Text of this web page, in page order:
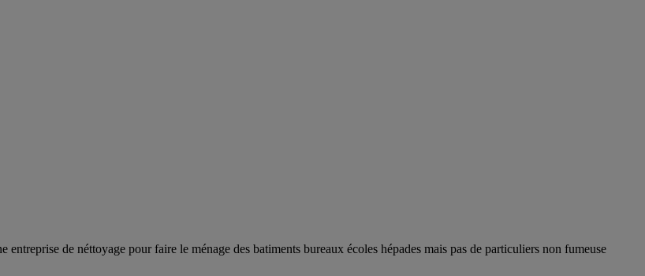
de néttoyage pour faire le ménage des batiments bureaux écoles hépades mais pas de particuliers non fumeuse